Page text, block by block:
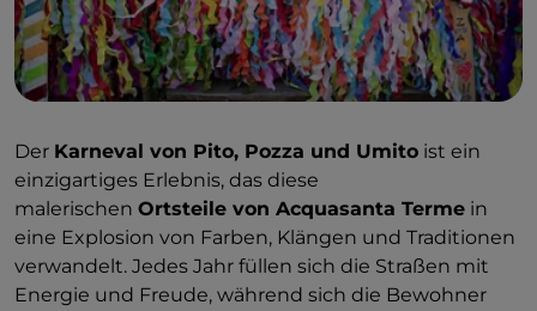
Der Karneval von Pito, Pozza und Umito ist ein
einzigartiges Erlebnis, das diese
malerischen Ortsteile von Acquasanta Terme in
eine Explosion von Farben, Klängen und Traditionen
verwandelt. Jedes Jahr füllen sich die Straßen mit
Energie und Freude, während sich die Bewohner